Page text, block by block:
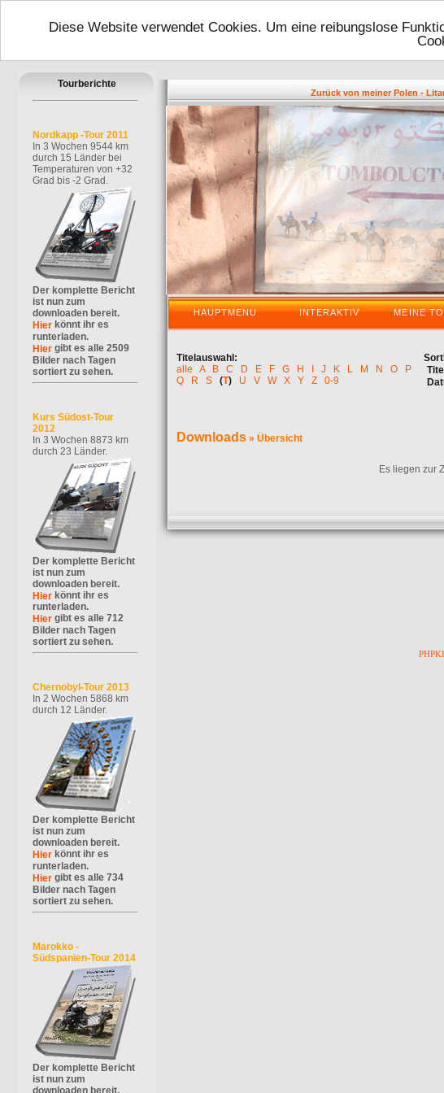
Diese Website verwendet Cookies. Um eine reibungslose
Zurück von meiner Polen - Litauen
HAUPTMENU INTERAKTIV MEINE
Tourberichte
Nordkapp -Tour 2011
In 3 Wochen 9544 km
durch 15 Länder bei
Temperaturen von +32
Grad bis -2 Grad.
Der komplette Bericht
ist nun zum
downloaden bereit.
Hier könnt ihr es
runterladen.
Hier gibt es alle 2509
Bilder nach Tagen
sortiert zu sehen.
Kurs Südost-Tour
2012
In 3 Wochen 8873 km
durch 23 Länder.
Der komplette Bericht
ist nun zum
downloaden bereit.
Hier könnt ihr es
runterladen.
Hier gibt es alle 712
Bilder nach Tagen
sortiert zu sehen.
Chernobyl-Tour 2013
In 2 Wochen 5868 km
durch 12 Länder.
Der komplette Bericht
ist nun zum
downloaden bereit.
Hier könnt ihr es
runterladen.
Hier gibt es alle 734
Bilder nach Tagen
sortiert zu sehen.
Marokko -
Südspanien-Tour 2014
Der komplette Bericht
ist nun zum
downloaden bereit.
Titelauswahl:
alle
A B C D E F G H J K L M N O
P
Q
R S (T) U V W X Y Z 0-9
Titel
Downloads » Übersicht
Es liegen zur